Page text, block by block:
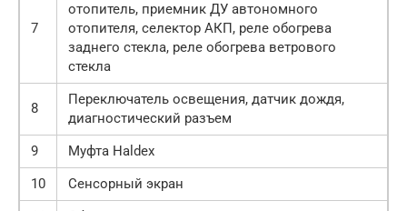
7
отопитель, приемник ДУ автономного
отопителя, селектор АКП, реле обогрева
заднего стекла, реле обогрева ветрового
стекла
8
Переключатель освещения, датчик дождя,
диагностический разъем
9
Муфта Haldex
10
Сенсорный экран